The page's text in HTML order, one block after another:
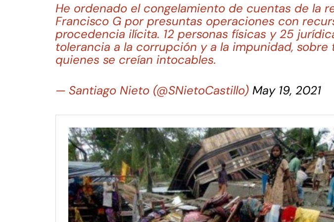
He ordenado el congelamiento de cuentas de la
Francisco G por presuntas operaciones con
procedencia ilícita. 12 personas físicas y 25
tolerancia a la corrupción y a la impunidad, sobre
quienes se creían intocables.
— Santiago Nieto (@SNietoCastillo) May 19, 2021